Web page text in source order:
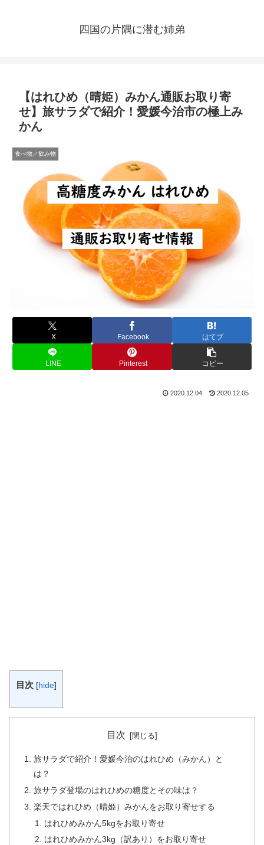
四国の片隅に潜む姉弟
【はれひめ（晴姫）みかん通販お取り寄
せ】旅サラダで紹介！愛媛今治市の極上み
かん
食べ物／飲み物
X Facebook はてブ
LINE Pinterest コピー
2020.12.04 2020.12.05
目次 [hide]
目次
旅サラダで紹介！愛媛今治のはれひめ（みかん）と
は？
旅サラダ登場のはれひめの糖度とその味は？
楽天ではれひめ（晴姫）みかんをお取り寄せする
はれひめみかん5kgをお取り寄せ
はれひめみかん3kg（訳あり）をお取り寄せ